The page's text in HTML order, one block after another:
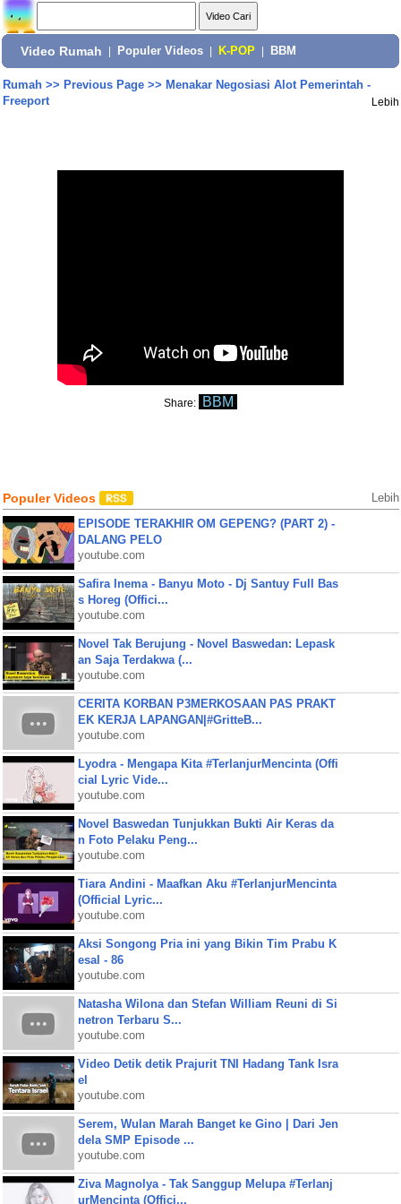
Video Rumah Populer Videos K-POP BBM
Rumah>> Previous Page>> Menakar Negosiasi Alot Pemerintah -
Freeport
Lebih
Share: BBM
Populer Videos Lebih
EPISODE TERAKHIR OM GEPENG? (PART 2) -
DALANG PELO
youtube.com
Safira Inema - Banyu Moto - Dj Santuy Full Bas
s Horeg (Offici...
youtube.com
Novel Tak Berujung - Novel Baswedan: Lepask
an Saja Terdakwa (...
youtube.com
CERITA KORBAN P3MERKOSAAN PAS PRAKT
EK KERJA LAPANGAN|#GritteB...
youtube.com
Lyodra - Mengapa Kita #TerlanjurMencinta (Offi
cial Lyric Vide...
youtube.com
Novel Baswedan Tunjukkan Bukti Air Keras da
n Foto Pelaku Peng...
youtube.com
Tiara Andini - Maafkan Aku #TerlanjurMencinta
(Official Lyric...
youtube.com
Aksi Songong Pria ini yang Bikin Tim Prabu K
esal - 86
youtube.com
Natasha Wilona dan Stefan William Reuni di Si
netron Terbaru S...
youtube.com
Video Detik detik Prajurit TNI Hadang Tank Isra
el
youtube.com
Serem, Wulan Marah Banget ke Gino | Dari Jen
dela SMP Episode ...
youtube.com
Ziva Magnolya - Tak Sanggup Melupa #Terlanj
urMencinta (Offici...